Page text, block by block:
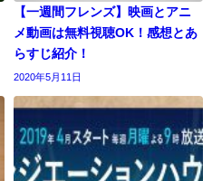
【一週間フレンズ】映画とアニ
メ動画は無料視聴OK！感想とあ
らすじ紹介！
2020年5月11日